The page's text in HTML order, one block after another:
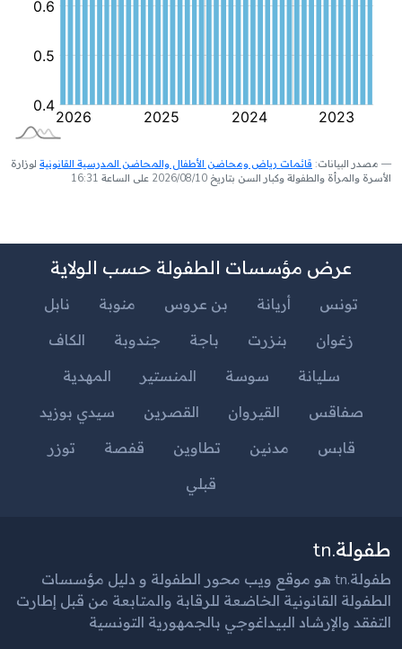
مصدر البيانات: قائمات رياض ومحاضن الأطفال والمحاضن المدرسية القانونية لوزارة
الأسرة والمرأة والطفولة وكبار السن بتاريخ 2026/08/10 على الساعة 16:31
عرض مؤسسات الطفولة حسب الولاية
تونس أريانة بن عروس منوبة
نابل
زغوان
بنزرت باجة جندوبة
الكاف
سليانة
سوسة المنستير
المهدية
صفاقس
القيروان القصرين
سيدي بوزيد
قابس
مدنين تطاوين قفصة
توزر
قبلي
طفولة.tn
طفولة.tn هو موقع ويب محور الطفولة و دليل مؤسسات
الطفولة القانونية الخاضعة للرقابة والمتابعة من قبل إطارت
التفقد والإرشاد البيداغوجي بالجمهورية التونسية